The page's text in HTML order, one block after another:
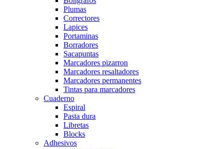
Plumas
Correctores
Lapices
Portaminas
Borradores
Sacapuntas
Marcadores pizarron
Marcadores resaltadores
Marcadores permanentes
Tintas para marcadores
Cuaderno
Espiral
Pasta dura
Libretas
Blocks
Adhesivos